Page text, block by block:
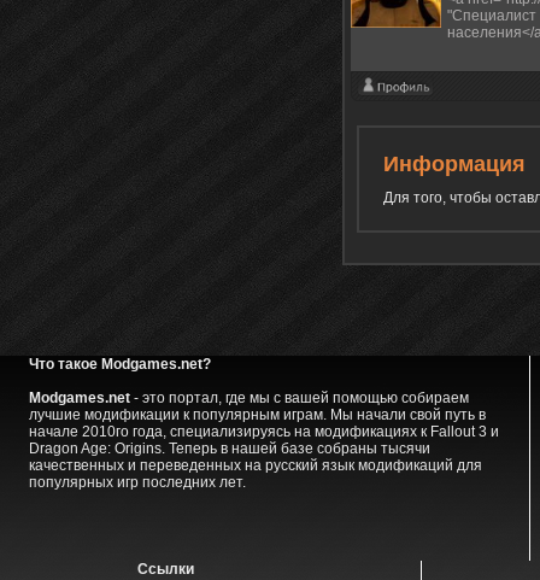
"Специалист
населения</
Информация
Для того, чтобы
Что такое Modgames.net?
Modgames.net- это портал, где мы с вашей помощью собираем
лучшие модификации к популярным играм. Мы начали свой путь в
начале 2010го года, специализируясь на модификациях к Fallout 3 и
Dragon Age: Origins. Теперь в нашей базе собраны тысячи
качественных и переведенных на русский язык модификаций для
популярных игр последних лет.
Ссылки